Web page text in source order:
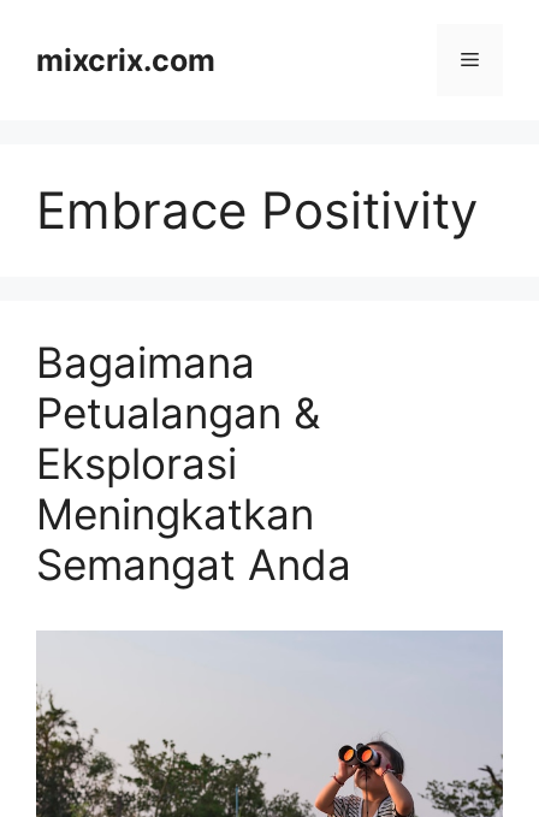
contentmixcrix.com Menu
Embrace Positivity
Bagaimana
Petualangan &
Eksplorasi
Meningkatkan
Semangat Anda